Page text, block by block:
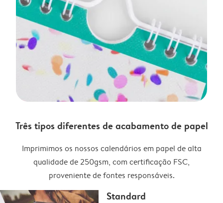
Três tipos diferentes de acabamento de papel
Imprimimos os nossos calendários em papel de alta
qualidade de 250gsm, com certificação FSC,
proveniente de fontes responsáveis.
Standard